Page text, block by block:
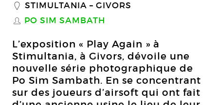
_ STIMULTANIA – GIVORS
S PO SIM SAMBATH
L’exposition « Play Again » à
Stimultania, à Givors, dévoile une
nouvelle série photographique de
Po Sim Sambath. En se concentrant
sur des joueurs d’airsoft qui ont fait